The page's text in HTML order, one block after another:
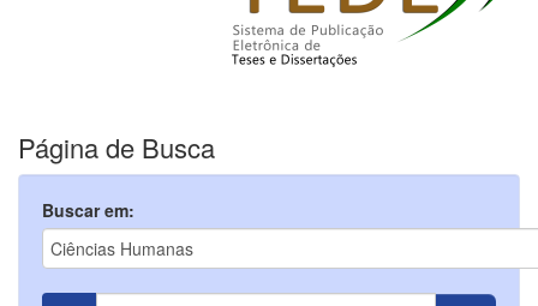
Página de Busca
Buscar em: